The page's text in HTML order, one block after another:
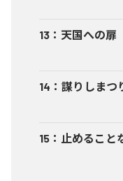
13 ： 天国への扉
14 ： 謀りしまつ
15 ： 止めること